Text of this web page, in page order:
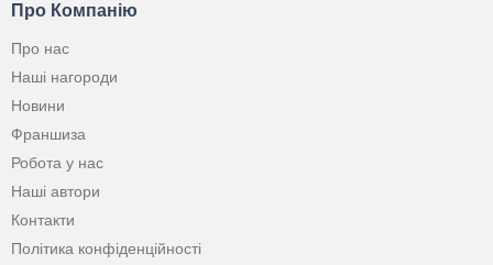
Про Компанію
Про нас
Наші нагороди
Новини
Франшиза
Робота у нас
Наші автори
Контакти
Політика конфіденційності